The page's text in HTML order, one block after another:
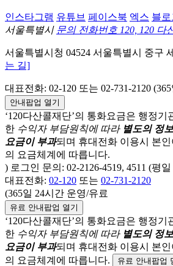
인스타그램 유튜브 페이스북 엑스 블로
서울특별시 문의 전화번호 120, 120 다
서울특별시청 04524 서울특별시 중구
는 길]
대표전화: 02-120 또는 02-731-2120
안내팝업 열기
‘120다산콜재단’의 통화요금은 행정기
한 수익자 부담원칙에 따라 별도의 정
요금이 부과되며 휴대전화 이용시 본
의 요금체계에 따릅니다.
) 로그인 문의: 02-2126-4519, 4511 (평일
대표전화: 02-120 또는 02-731-2120
(365일 24시간 운영/유료
유료 안내팝업 열기
‘120다산콜재단’의 통화요금은 행정기
한 수익자 부담원칙에 따라 별도의 정
요금이 부과되며 휴대전화 이용시 본
의 요금체계에 따릅니다.
유료 안내팝업